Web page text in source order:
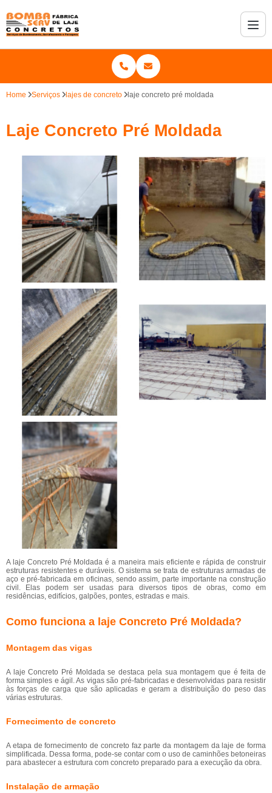
Home Serviços lajes de concreto laje concreto pré moldada
Laje Concreto Pré Moldada
A laje Concreto Pré Moldada é a maneira mais eficiente e rápida de construir
estruturas resistentes e duráveis. O sistema se trata de estruturas armadas de
aço e pré-fabricada em oficinas, sendo assim, parte importante na construção
civil. Elas podem ser usadas para diversos tipos de obras, como em
residências, edifícios, galpões, pontes, estradas e mais.
Como funciona a laje Concreto Pré Moldada?
Montagem das vigas
A laje Concreto Pré Moldada se destaca pela sua montagem que é feita de
forma simples e ágil. As vigas são pré-fabricadas e desenvolvidas para resistir
às forças de carga que são aplicadas e geram a distribuição do peso das
várias estruturas.
Fornecimento de concreto
A etapa de fornecimento de concreto faz parte da montagem da laje de forma
simplificada. Dessa forma, pode-se contar com o uso de caminhões betoneiras
para abastecer a estrutura com concreto preparado para a execução da obra.
Instalação de armação